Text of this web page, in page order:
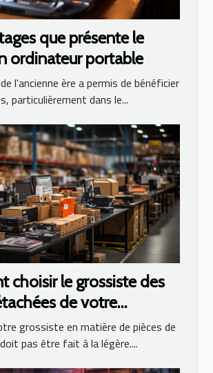
que présente le
ordinateur portable
l'ancienne ère a permis de bénéficier
particulièrement dans le...
choisir le grossiste des
de votre
?
grossiste en matière de pièces de
pas être fait à la légère....